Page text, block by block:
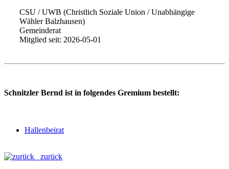
CSU / UWB (Christlich Soziale Union / Unabhängige
Wähler Balzhausen)
Gemeinderat
Mitglied seit: 2026-05-01
Schnitzler Bernd ist in folgendes Gremium bestellt:
Hallenbeirat
zurück